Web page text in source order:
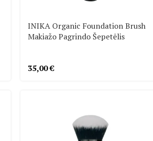
INIKA Organic Foundation Brush
Makiažo Pagrindo Šepetėlis
35,00€